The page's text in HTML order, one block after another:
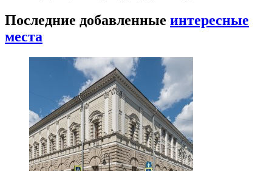
Последние добавленные интересные
места